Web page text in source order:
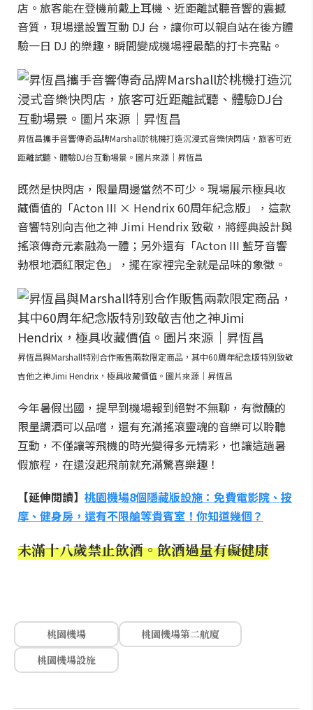
店。旅客能在登機前戴上耳機、近距離試聽音響的震撼
音質，現場還設置互動 DJ 台，讓你可以親自站在後方體
驗一日 DJ 的樂趣，瞬間變成機場裡最酷的打卡亮點。
昇恆昌攜手音響傳奇品牌Marshall於桃機打造沉浸式音樂快閃店，旅客可近
距離試聽、體驗DJ台互動場景。圖片來源｜昇恆昌
既然是快閃店，限量周邊當然不可少。現場展示極具收
藏價值的「Acton III × Hendrix 60周年紀念版」，這款
音響特別向吉他之神 Jimi Hendrix 致敬，將經典設計與
搖滾傳奇元素融為一體；另外還有「Acton III 藍牙音響
勃根地酒紅限定色」，擺在家裡完全就是品味的象徵。
昇恆昌與Marshall特別合作販售兩款限定商品，其中60周年紀念版特別致敬
吉他之神Jimi Hendrix，極具收藏價值。圖片來源｜昇恆昌
今年暑假出國，提早到機場報到絕對不無聊，有微醺的
限量調酒可以品嚐，還有充滿搖滾靈魂的音樂可以聆聽
互動，不僅讓等飛機的時光變得多元精彩，也讓這趟暑
假旅程，在還沒起飛前就充滿驚喜樂趣！
【延伸閱讀】 桃園機場8個隱藏版設施：免費電影院、按
摩、健身房，還有不限艙等貴賓室！你知道幾個？
未滿十八歲禁止飲酒。飲酒過量有礙健康
桃園機場
桃園機場第二航廈
桃園機場設施